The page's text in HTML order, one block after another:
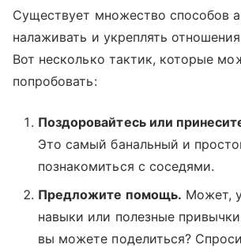
Существует множество способов
налаживать и укреплять
Вот несколько тактик, которые
попробовать:
Поздоровайтесь или
Это самый банальный и
познакомиться с соседями.
Предложите помощь. Может,
навыки или полезные
вы можете поделиться?